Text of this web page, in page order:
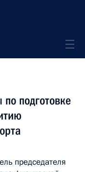
подготовке
председателя